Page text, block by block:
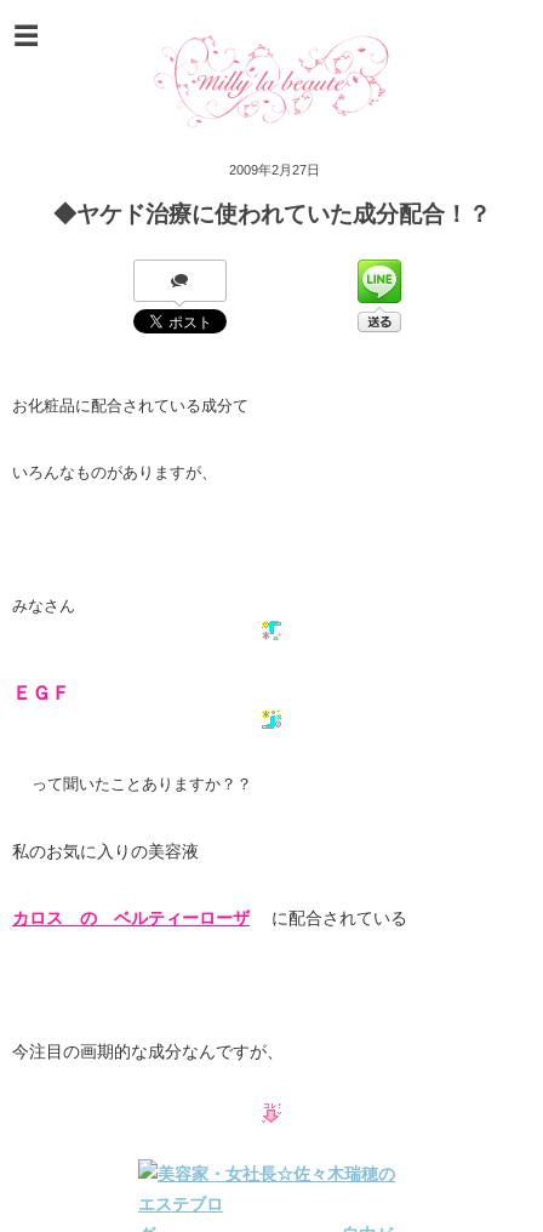
2009年2月27日
◆ヤケド治療に使われていた成分配合！？
お化粧品に配合されている成分て
いろんなものがありますが、
みなさん
ＥＧＦ
って聞いたことありますか？？
私のお気に入りの美容液
カロス の ベルティーローザ に配合されている
今注目の画期的な成分なんですが、